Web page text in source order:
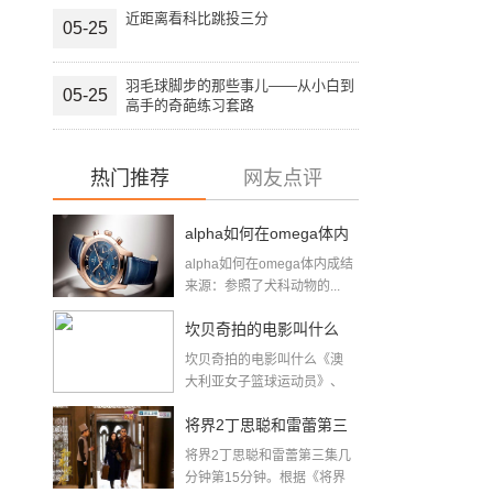
05-25
近距离看科比跳投三分
05-25
羽毛球脚步的那些事儿——从小白到
高手的奇葩练习套路
热门推荐 网友点评
alpha如何在omega体内
成结(顶开OMEGA腔道
alpha如何在omega体内成结
来源：参照了犬科动物的...
坎贝奇拍的电影叫什么
(伊丽莎白坎贝奇)
坎贝奇拍的电影叫什么《澳
大利亚女子篮球运动员》、
将界2丁思聪和雷蕾第三
集几分钟(将界2第3集酒
将界2丁思聪和雷蕾第三集几
分钟第15分钟。根据《将界